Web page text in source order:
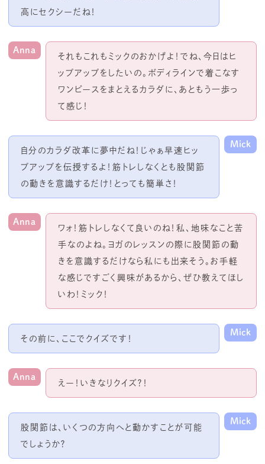
高にセクシーだね！
Anna
それもこれもミックのおかげよ！でね、今日はヒ
ップアップをしたいの。ボディラインで着こなす
ワンピースをまとえるカラダに、あともう一歩っ
て感じ！
自分のカラダ改革に夢中だね！じゃぁ早速ヒッ
プアップを伝授するよ！筋トレしなくとも股関節
の動きを意識するだけ！とっても簡単さ！
Mick
Anna
ワォ！筋トレしなくて良いのね！私、地味なこと苦
手なのよね。 ヨガのレッスンの際に股関節の動
きを意識するだけなら私にも出来そう。お手軽
な感じですごく興味があるから、ぜひ教えてほし
いわ！ミック！
その前に、ここでクイズです！
Mick
Anna
えー！いきなりクイズ？！
股関節は、いくつの方向へと動かすことが可能
でしょうか？
Mick